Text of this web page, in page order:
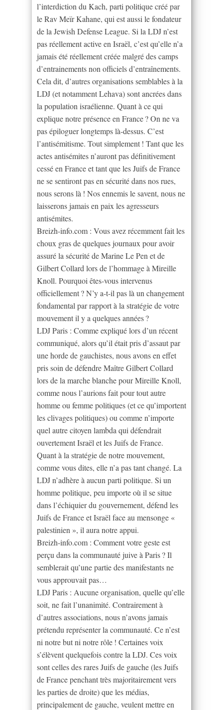
l’interdiction du Kach, parti politique créé par
le Rav Meïr Kahane, qui est aussi le fondateur
de la Jewish Defense League. Si la LDJ n’est
pas réellement active en Israël, c’est qu’elle n’a
jamais été réellement créée malgré des camps
d’entrainements non officiels d’entraînements.
Cela dit, d’autres organisations semblables à la
LDJ (et notamment Lehava) sont ancrées dans
la population israélienne. Quant à ce qui
explique notre présence en France ? On ne va
pas épiloguer longtemps là-dessus. C’est
l’antisémitisme. Tout simplement ! Tant que les
actes antisémites n’auront pas définitivement
cessé en France et tant que les Juifs de France
ne se sentiront pas en sécurité dans nos rues,
nous serons là ! Nos ennemis le savent, nous ne
laisserons jamais en paix les agresseurs
antisémites.
Breizh-info.com : Vous avez récemment fait les
choux gras de quelques journaux pour avoir
assuré la sécurité de Marine Le Pen et de
Gilbert Collard lors de l’hommage à Mireille
Knoll. Pourquoi êtes-vous intervenus
officiellement ? N’y a-t-il pas là un changement
fondamental par rapport à la stratégie de votre
mouvement il y a quelques années ?
LDJ Paris : Comme expliqué lors d’un récent
communiqué, alors qu’il était pris d’assaut par
une horde de gauchistes, nous avons en effet
pris soin de défendre Maître Gilbert Collard
lors de la marche blanche pour Mireille Knoll,
comme nous l’aurions fait pour tout autre
homme ou femme politiques (et ce qu’importent
les clivages politiques) ou comme n’importe
quel autre citoyen lambda qui défendrait
ouvertement Israël et les Juifs de France.
Quant à la stratégie de notre mouvement,
comme vous dites, elle n’a pas tant changé. La
LDJ n’adhère à aucun parti politique. Si un
homme politique, peu importe où il se situe
dans l’échiquier du gouvernement, défend les
Juifs de France et Israël face au mensonge «
palestinien », il aura notre appui.
Breizh-info.com : Comment votre geste est
perçu dans la communauté juive à Paris ? Il
semblerait qu’une partie des manifestants ne
vous approuvait pas…
LDJ Paris : Aucune organisation, quelle qu’elle
soit, ne fait l’unanimité. Contrairement à
d’autres associations, nous n’avons jamais
prétendu représenter la communauté. Ce n’est
ni notre but ni notre rôle ! Certaines voix
s’élèvent quelquefois contre la LDJ. Ces voix
sont celles des rares Juifs de gauche (les Juifs
de France penchant très majoritairement vers
les parties de droite) que les médias,
principalement de gauche, veulent mettre en